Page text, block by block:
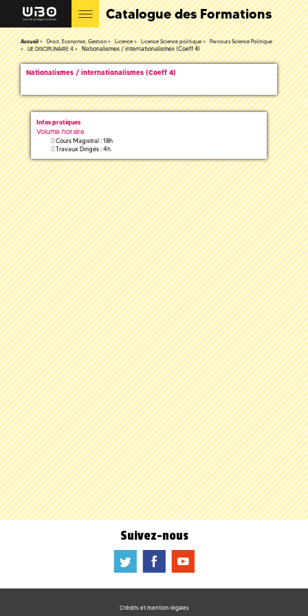
Catalogue des Formations
Accueil Droit, Economie, Gestion Licence Licence Science politique
Parcours Science Politique
UE DISCIPLINAIRE 4
Nationalismes / internationalismes (Coeff 4)
Nationalismes / internationalismes (Coeff 4)
Infos pratiques
Volume horaire
Cours Magistral : 18h
Travaux Dirigés : 4h
Suivez-nous
a b f
Crédits et mention légales